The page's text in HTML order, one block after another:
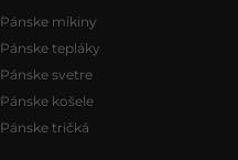
Pánske mikiny
Pánske tepláky
Pánske svetre
Pánske košele
Pánske tričká